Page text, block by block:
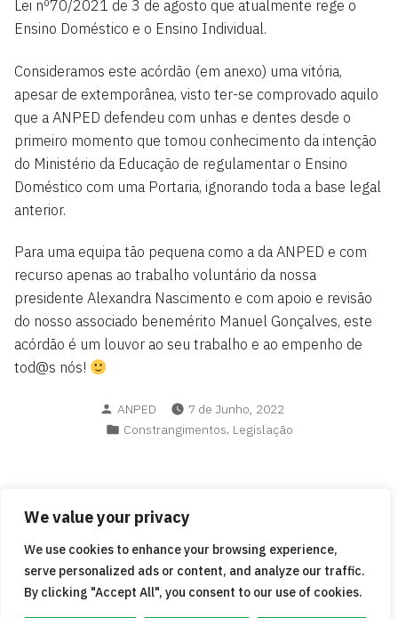
We value your privacy
We use cookies to enhance your browsing experience,
serve personalized ads or content, and analyze our traffic.
By clicking "Accept All", you consent to our use of cookies.
Lei nº70/2021 de 3 de agosto que atualmente rege o
Ensino Doméstico e o Ensino Individual.
Consideramos este acórdão (em anexo) uma vitória,
apesar de extemporânea, visto ter-se comprovado aquilo
que a ANPED defendeu com unhas e dentes desde o
primeiro momento que tomou conhecimento da intenção
do Ministério da Educação de regulamentar o Ensino
Doméstico com uma Portaria, ignorando toda a base legal
anterior.
Para uma equipa tão pequena como a da ANPED e com
recurso apenas ao trabalho voluntário da nossa
presidente Alexandra Nascimento e com apoio e revisão
do nosso associado benemérito Manuel Gonçalves, este
acórdão é um louvor ao seu trabalho e ao empenho de
tod@s nós!
Posted
by
ANPED
7 de Junho, 2022
Posted
Constrangimentos, Legislação
Navegação
de
artigos
post:
Ensino Doméstico Dentro da Lei